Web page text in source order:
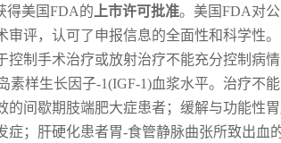
得美国FDA的 上市许可批准。美国FDA对
审评，认可了申报信息的全面性和科学性。
控制手术治疗或放射治疗不能充分控制病
素样生长因子-1(IGF-1)血浆水平。治疗不
的间歇期肢端肥大症患者；缓解与功能性
症；肝硬化患者胃-食管静脉曲张所致出血